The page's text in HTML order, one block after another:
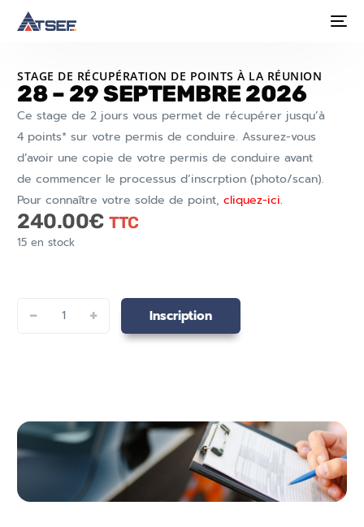
STAGE DE RÉCUPÉRATION DE POINTS À LA RÉUNION
28 – 29 SEPTEMBRE 2026
Ce stage de 2 jours vous permet de récupérer jusqu’à
4 points* sur votre permis de conduire. Assurez-vous
d’avoir une copie de votre permis de conduire avant
de commencer le processus d’inscrption (photo/scan).
Pour connaître votre solde de point,cliquez-ici.
240.00€ TTC
15 en stock
+
- Inscription